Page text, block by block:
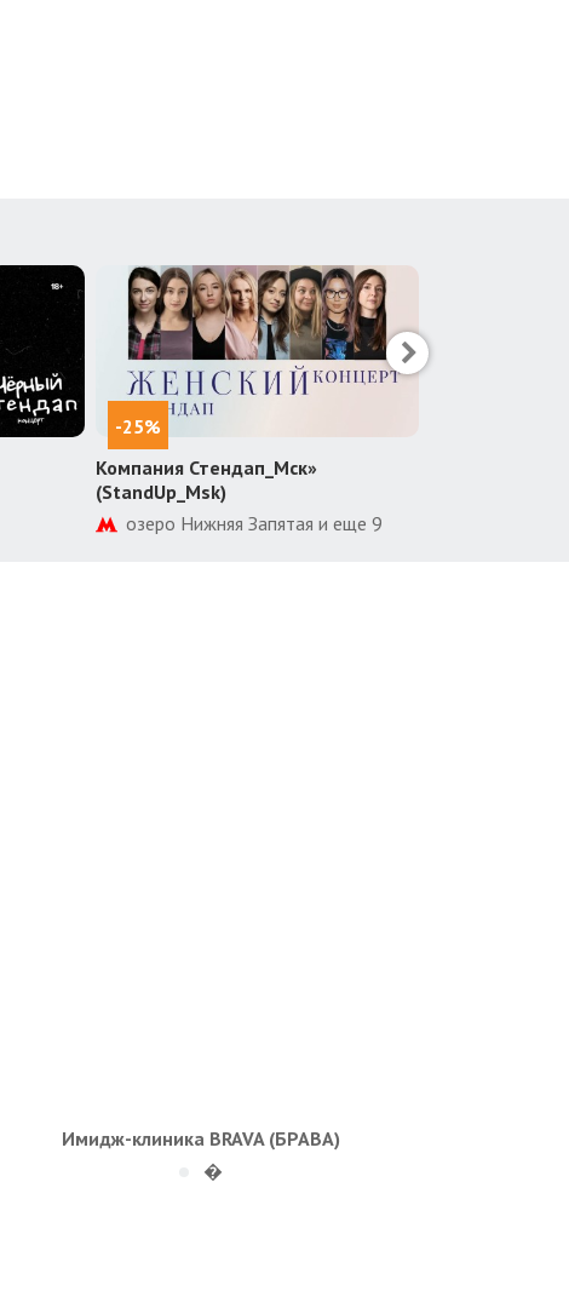
-25%
Компания Стендап_Мск»
(StandUp_Msk)
озеро Нижняя Запятая и еще 9
Имидж-клиника BRAVA (БРАВА)
�